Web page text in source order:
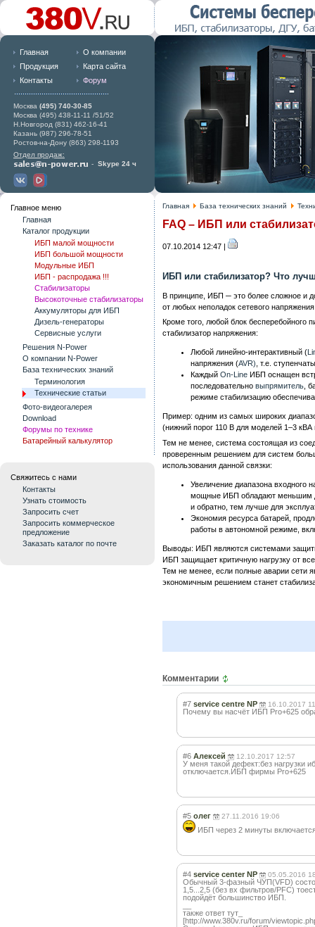
Главная
О компании
Продукция
Карта сайта
Контакты
Форум
Москва (495) 740-30-85
Москва (495) 438-11-11 /51/52
Н.Новгород (831) 462-16-41
Казань (987) 296-78-51
Ростов-на-Дону (863) 298-1193
Отдел продаж:
- Skype 24 ч
Главное меню
Главная
Каталог продукции
ИБП малой мощности
ИБП большой мощности
Модульные ИБП
ИБП - распродажа !!!
Стабилизаторы
Высокоточные стабилизаторы
Аккумуляторы для ИБП
Дизель-генераторы
Сервисные услуги
Решения N-Power
О компании N-Power
База технических знаний
Терминология
Технические статьи
Фото-видеогалерея
Download
Форумы по технике
Батарейный калькулятор
Свяжитесь с нами
Контакты
Узнать стоимость
Запросить счет
Запросить коммерческое
предложение
Заказать каталог по почте
Главная База технических знаний
FAQ – ИБП или
07.10.2014 12:47 |
ИБП или стабилизатор? Что
В принципе, ИБП ─ это более сложное и
от любых неполадок сетевого
Кроме того, любой блок бесперебойного
стабилизатор напряжения:
Любой линейно-интерактивный (
напряжения (AVR) , т.е.
Каждый On-Line ИБП оснащен
последовательно выпрямитель ,
режиме стабилизацию
Пример: одним из самых широких
(нижний порог 110 В для моделей 1–3 кВА
Тем не менее, система состоящая из
проверенным решением для систем
использования данной связки:
Увеличение диапазона входного
мощные ИБП обладают меньшим
и обратно, тем лучше для
Экономия ресурса батарей,
работы в автономной режиме,
Выводы: ИБП являются системами
ИБП защищает критичную нагрузку от
Тем не менее, если полные аварии сети
экономичным решением станет
Комментарии
#7 service centre NP 16.10.2017
Почему вы насчёт ИБП Pro+625
#6 Алексей 12.10.2017 12:57
У меня такой дефект:без нагрузки
отключается.ИБП фирмы Pro+625
#5 олег 27.11.2016 19:06
ИБП через 2 минуты
#4 service center NP 05.05.2016
Обычный 3-фазный ЧУП(VFD)
1,5...2,5 (без вх фильтров/PFC)
подойдёт большинство ИБП.
также ответ тут_
[http://www.380v.ru/forum/